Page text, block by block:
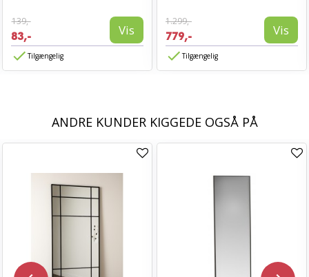
139,-
83,- Vis
Tilgængelig
1.299,-
779,- Vis
Tilgængelig
ANDRE KUNDER KIGGEDE OGSÅ PÅ